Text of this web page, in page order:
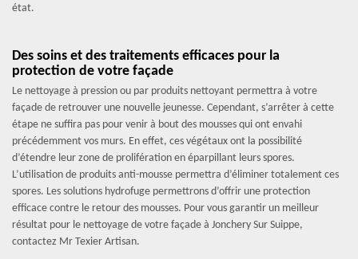
état.
Des soins et des traitements efficaces pour la
protection de votre façade
Le nettoyage à pression ou par produits nettoyant permettra à votre
façade de retrouver une nouvelle jeunesse. Cependant, s’arrêter à cette
étape ne suffira pas pour venir à bout des mousses qui ont envahi
précédemment vos murs. En effet, ces végétaux ont la possibilité
d’étendre leur zone de prolifération en éparpillant leurs spores.
L’utilisation de produits anti-mousse permettra d’éliminer totalement ces
spores. Les solutions hydrofuge permettrons d’offrir une protection
efficace contre le retour des mousses. Pour vous garantir un meilleur
résultat pour le nettoyage de votre façade à Jonchery Sur Suippe,
contactez Mr Texier Artisan.